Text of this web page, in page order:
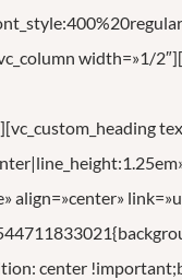
width=»1/
align=»center»
center